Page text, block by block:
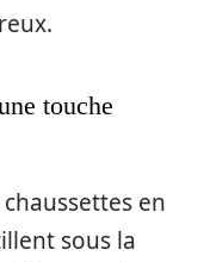
touche
en
sous la